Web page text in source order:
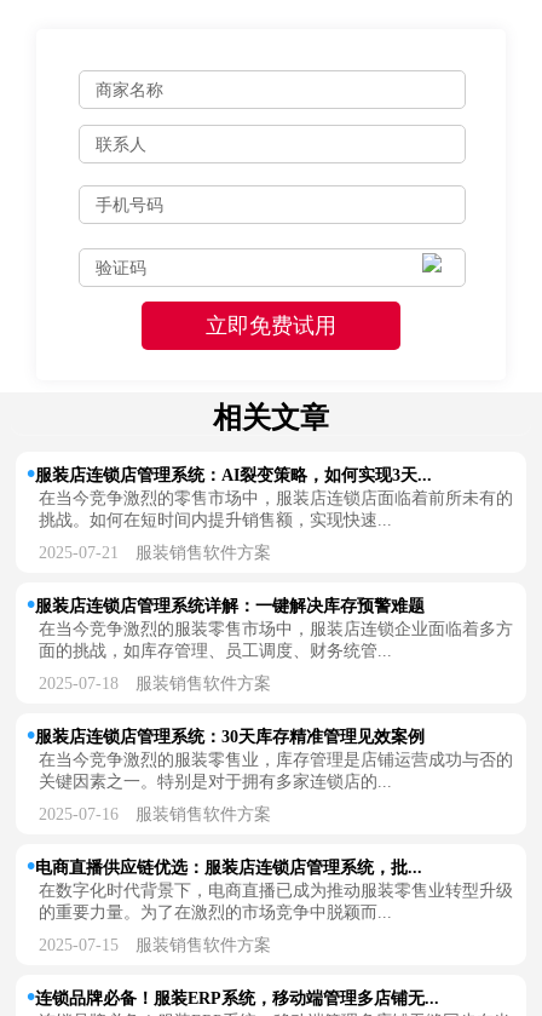
相关文章
服装店连锁店管理系统：AI裂变策略，如何实现3天...
在当今竞争激烈的零售市场中，服装店连锁店面临着前所未有的
挑战。如何在短时间内提升销售额，实现快速...
2025-07-21 服装销售软件方案
服装店连锁店管理系统详解：一键解决库存预警难题
在当今竞争激烈的服装零售市场中，服装店连锁企业面临着多方
面的挑战，如库存管理、员工调度、财务统管...
2025-07-18 服装销售软件方案
服装店连锁店管理系统：30天库存精准管理见效案例
在当今竞争激烈的服装零售业，库存管理是店铺运营成功与否的
关键因素之一。特别是对于拥有多家连锁店的...
2025-07-16 服装销售软件方案
电商直播供应链优选：服装店连锁店管理系统，批...
在数字化时代背景下，电商直播已成为推动服装零售业转型升级
的重要力量。为了在激烈的市场竞争中脱颖而...
2025-07-15 服装销售软件方案
连锁品牌必备！服装ERP系统，移动端管理多店铺无...